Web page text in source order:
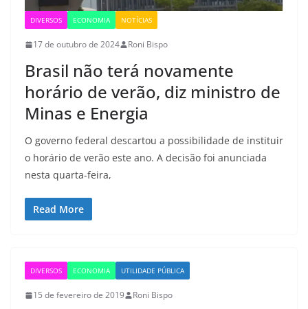
DIVERSOS ECONOMIA NOTÍCIAS
17 de outubro de 2024 Roni Bispo
Brasil não terá novamente
horário de verão, diz ministro de
Minas e Energia
O governo federal descartou a possibilidade de instituir
o horário de verão este ano. A decisão foi anunciada
nesta quarta-feira,
Read More
DIVERSOS ECONOMIA UTILIDADE PÚBLICA
15 de fevereiro de 2019 Roni Bispo